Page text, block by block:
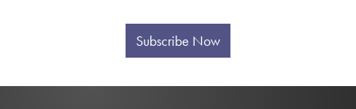
Subscribe Now